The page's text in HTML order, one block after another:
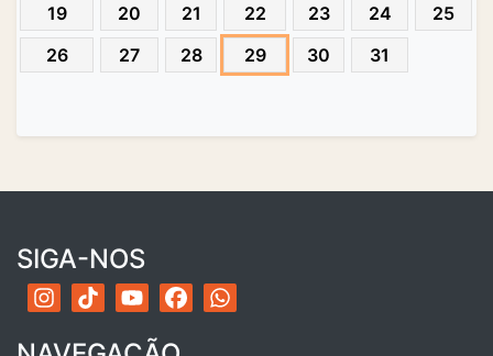
19
20 21 22 23 24
25
26
27 28 29 30 31
SIGA-NOS